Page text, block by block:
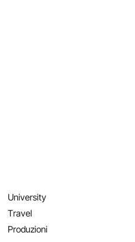
University
Travel
Produzioni